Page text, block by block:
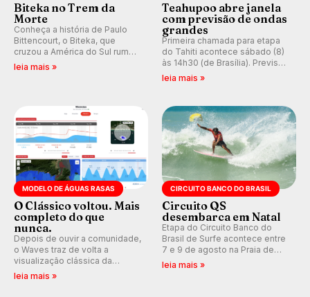
Biteka no Trem da
Morte
Conheça a história de Paulo
Bittencourt, o Biteka, que
cruzou a América do Sul rumo
ao Pacífico em uma jornada
leia mais »
Teahupoo abre janela
com previsão de ondas
grandes
Primeira chamada para etapa
do Tahiti acontece sábado (8)
às 14h30 (de Brasília). Previsão
indica swell consistente.
Kelly Slater convidado.
leia mais »
MODELO DE ÁGUAS RASAS
O Clássico voltou. Mais
completo do que
nunca.
Depois de ouvir a comunidade,
o Waves traz de volta a
visualização clássica da
previsão de águas rasas,
leia mais »
CIRCUITO BANCO DO BRASIL
Circuito QS
desembarca em Natal
Etapa do Circuito Banco do
Brasil de Surfe acontece entre
7 e 9 de agosto na Praia de
Miami (RN), em disputas
leia mais »